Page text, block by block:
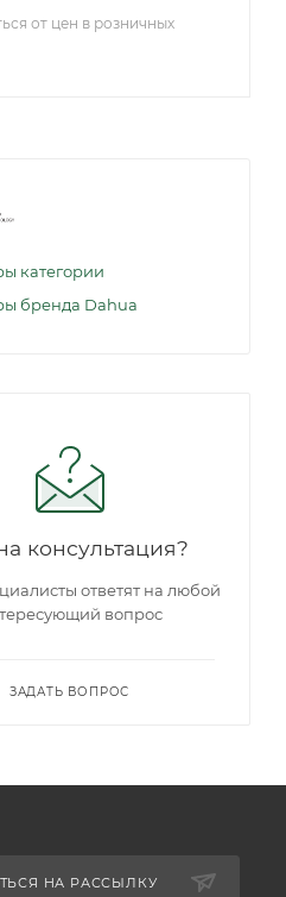
от цен в розничных
категории
бренда Dahua
консультация?
ответят на любой
вопрос
ЗАДАТЬ ВОПРОС
НА РАССЫЛКУ